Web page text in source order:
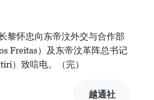
黎怀忠向东帝汶外交与合作部
Freitas）及东帝汶革阵总书记
）致唁电。（完）
越通社